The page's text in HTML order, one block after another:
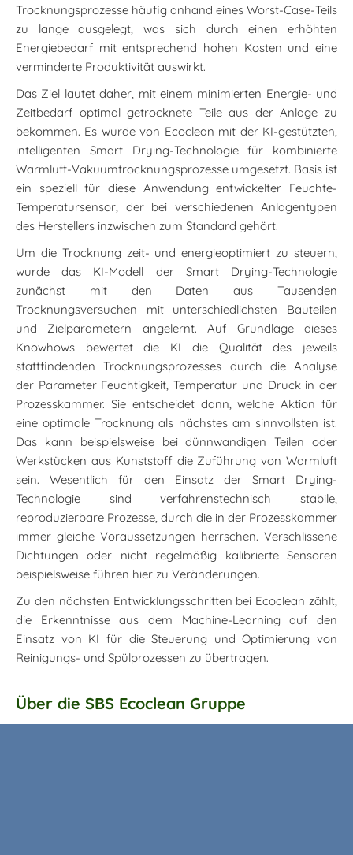
Trocknungsprozesse häufig anhand eines Worst-Case-Teils
zu lange ausgelegt, was sich durch einen erhöhten
Energiebedarf mit entsprechend hohen Kosten und eine
verminderte Produktivität auswirkt.
Das Ziel lautet daher, mit einem minimierten Energie- und
Zeitbedarf optimal getrocknete Teile aus der Anlage zu
bekommen. Es wurde von Ecoclean mit der KI-gestützten,
intelligenten Smart Drying-Technologie für kombinierte
Warmluft-Vakuumtrocknungsprozesse umgesetzt. Basis ist
ein speziell für diese Anwendung entwickelter Feuchte-
Temperatursensor, der bei verschiedenen Anlagentypen
des Herstellers inzwischen zum Standard gehört.
Um die Trocknung zeit- und energieoptimiert zu steuern,
wurde das KI-Modell der Smart Drying-Technologie
zunächst mit den Daten aus Tausenden
Trocknungsversuchen mit unterschiedlichsten Bauteilen
und Zielparametern angelernt. Auf Grundlage dieses
Knowhows bewertet die KI die Qualität des jeweils
stattfindenden Trocknungsprozesses durch die Analyse
der Parameter Feuchtigkeit, Temperatur und Druck in der
Prozesskammer. Sie entscheidet dann, welche Aktion für
eine optimale Trocknung als nächstes am sinnvollsten ist.
Das kann beispielsweise bei dünnwandigen Teilen oder
Werkstücken aus Kunststoff die Zuführung von Warmluft
sein. Wesentlich für den Einsatz der Smart Drying-
Technologie sind verfahrenstechnisch stabile,
reproduzierbare Prozesse, durch die in der Prozesskammer
immer gleiche Voraussetzungen herrschen. Verschlissene
Dichtungen oder nicht regelmäßig kalibrierte Sensoren
beispielsweise führen hier zu Veränderungen.
Zu den nächsten Entwicklungsschritten bei Ecoclean zählt,
die Erkenntnisse aus dem Machine-Learning auf den
Einsatz von KI für die Steuerung und Optimierung von
Reinigungs- und Spülprozessen zu übertragen.
Über die SBS Ecoclean Gruppe